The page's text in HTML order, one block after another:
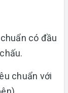
có đầu
chuẩn với